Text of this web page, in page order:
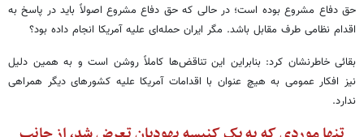
حق دفاع مشروع بوده است؛ در حالی که حق دفاع مشروع اصولاً باید در پاسخ به
اقدام نظامی طرف مقابل باشد. مگر ایران حمله‌ای علیه آمریکا انجام داده بود؟
بقائی خاطرنشان کرد: بنابراین این تناقض‌ها کاملاً روشن است و به همین دلیل
نیز افکار عمومی به هیچ عنوان با اقدامات آمریکا علیه کشورهای دیگر همراهی
ندارد.